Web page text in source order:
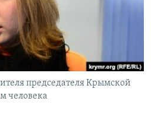
председателя Крымской
человека